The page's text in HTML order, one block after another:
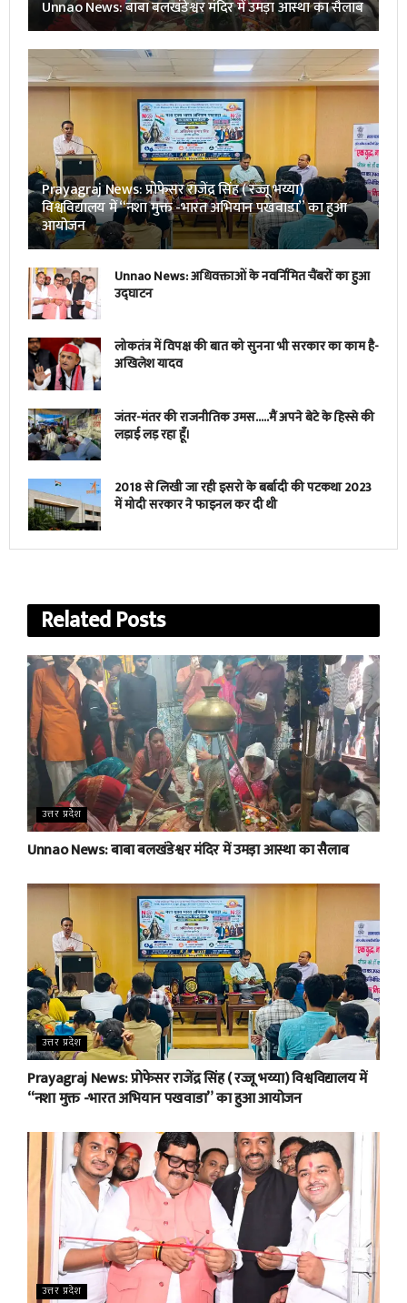
Unnao News: बाबा बलखंडेश्वर मंदिर में उमड़ा आस्था का सैलाब
Prayagraj News: प्रोफेसर राजेंद्र सिंह ( रज्जू भय्या)
विश्वविद्यालय में “नशा मुक्त -भारत अभियान पखवाडा” का हुआ
आयोजन
Unnao News: अधिवक्ताओं के नवर्निमित चैंबरों का हुआ
उद्घाटन
लोकतंत्र में विपक्ष की बात को सुनना भी सरकार का काम है-
अखिलेश यादव
जंतर-मंतर की राजनीतिक उमस…..मैं अपने बेटे के हिस्से की
लड़ाई लड़ रहा हूँ।
2018 से लिखी जा रही इसरो के बर्बादी की पटकथा 2023
में मोदी सरकार ने फाइनल कर दी थी
RelatedPosts
उत्तर प्रदेश
Unnao News: बाबा बलखंडेश्वर मंदिर में उमड़ा आस्था का सैलाब
उत्तर प्रदेश
Prayagraj News: प्रोफेसर राजेंद्र सिंह ( रज्जू भय्या) विश्वविद्यालय में
“नशा मुक्त -भारत अभियान पखवाडा” का हुआ आयोजन
उत्तर प्रदेश